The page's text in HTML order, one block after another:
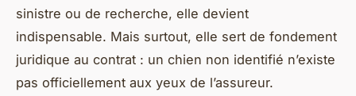
sinistre ou de recherche, elle devient
indispensable. Mais surtout, elle sert de fondement
juridique au contrat : un chien non identifié n’existe
pas officiellement aux yeux de l’assureur.